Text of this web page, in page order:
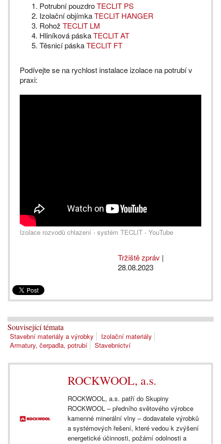
Potrubní pouzdroTECLIT PS
Izolační objímkaTECLIT HANGER
Rohož TECLIT LM
Hliníková páskaTECLIT AT
Těsnicí páskaTECLIT FT
Podívejte se na rychlost instalace izolace na potrubí v
praxi:
Izolace rozvodů chlazení - systém TECLIT - YouTube
Tržiště zpráv |
28.08.2023
Související témata
Stavební materiály a výrobky
Izolační materiály
Armatury, čerpadla, potrubí
Stavebnictví
ROCKWOOL, a.s.
ROCKWOOL, a.s. patří do Skupiny
ROCKWOOL – předního světového výrobce
kamenné minerální vlny – dodavatele výrobků
a systémových řešení, které vedou k zvýšení
energetické účinnosti, požární odolnosti a